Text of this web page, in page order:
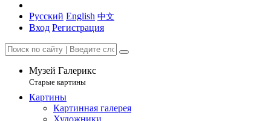
Русский English 中文
Вход Регистрация
Музей Галерикс
Старые картины
Картины
Картинная галерея
Художники